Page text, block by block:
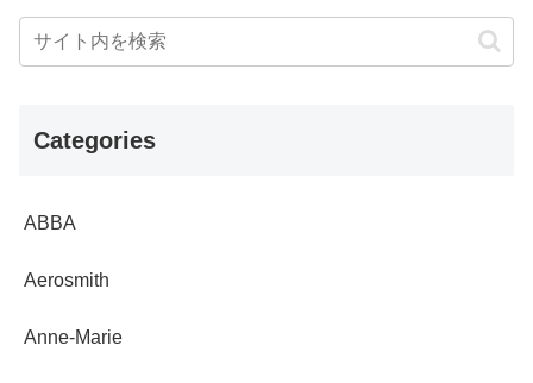
Categories
ABBA
Aerosmith
Anne-Marie